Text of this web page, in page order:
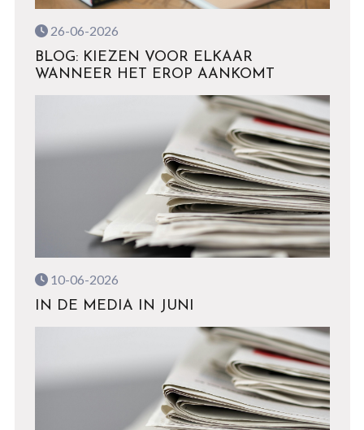
26-06-2026
BLOG: KIEZEN VOOR ELKAAR
WANNEER HET EROP AANKOMT
10-06-2026
IN DE MEDIA IN JUNI